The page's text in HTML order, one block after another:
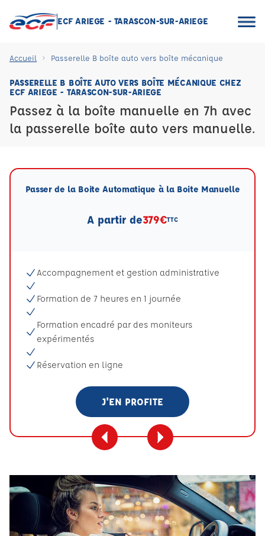
ECF ARIEGE - TARASCON-SUR-ARIEGE
Accueil Passerelle B boîte auto vers boîte mécanique
PASSERELLE B BOÎTE AUTO VERS BOÎTE MÉCANIQUE CHEZ
ECF ARIEGE - TARASCON-SUR-ARIEGE
Passez à la boîte manuelle en 7h avec
la passerelle boîte auto vers manuelle.
Passer de la Boite Automatique à la Boite Manuelle
A partir de379€TTC
Accompagnement et gestion administrative
Formation de 7 heures en 1 journée
Formation encadré par des moniteurs
expérimentés
Réservation en ligne
J'EN PROFITE